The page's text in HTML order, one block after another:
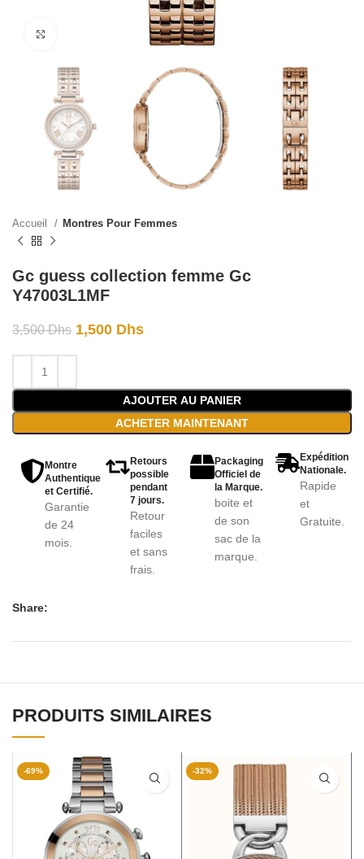
Accueil Montres Pour Femmes
Gc guess collection femme Gc
Y47003L1MF
3,500Dhs 1,500 Dhs
AJOUTER AU PANIER
ACHETER MAINTENANT
Montre
Authentique
et Certifié.
Garantie
de 24
mois.
Retours
possible
pendant
7 jours.
Retour
faciles
et sans
frais.
Packaging
Officiel de
la Marque.
boite et
de son
sac de la
marque.
Expédition
Nationale.
Rapide
et
Gratuite.
Share:
PRODUITS SIMILAIRES
-69% -32%